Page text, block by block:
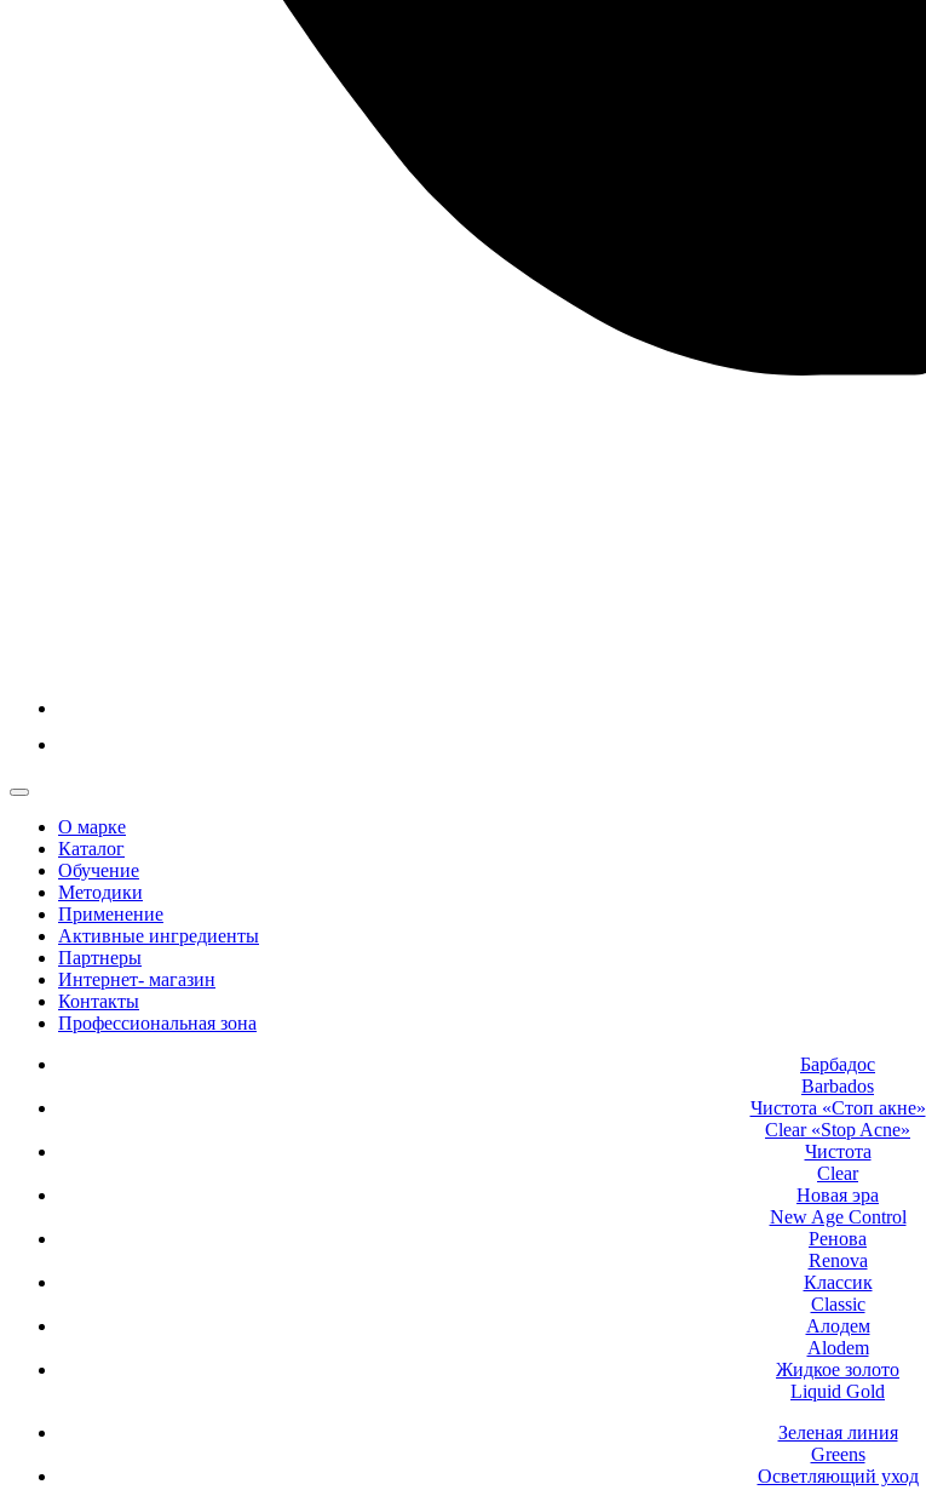
О марке
Каталог
Обучение
Методики
Применение
Активные ингредиенты
Партнеры
Интернет- магазин
Контакты
Профессиональная зона
Барбадос
Barbados
Чистота «Стоп акне»
Clear «Stop Acne»
Чистота
Clear
Новая эра
New Age Control
Ренова
Renova
Классик
Classic
Алодем
Alodem
Жидкое золото
Liquid Gold
Зеленая линия
Greens
Осветляющий уход